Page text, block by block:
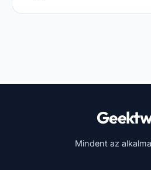
Használati feltételek